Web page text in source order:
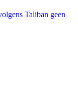
Taliban geen